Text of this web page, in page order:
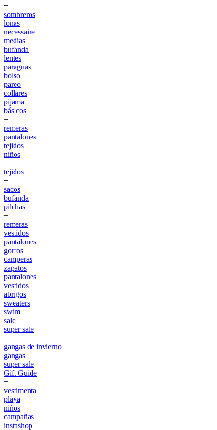
+
sombreros
lonas
necessaire
medias
bufanda
lentes
paraguas
bolso
pareo
collares
pijama
básicos
+
remeras
pantalones
tejidos
niños
+
tejidos
+
sacos
bufanda
pilchas
+
remeras
vestidos
pantalones
gorros
camperas
zapatos
pantalones
vestidos
abrigos
sweaters
swim
sale
super sale
+
gangas de invierno
gangas
super sale
Gift Guide
+
vestimenta
playa
niños
campañas
instashop